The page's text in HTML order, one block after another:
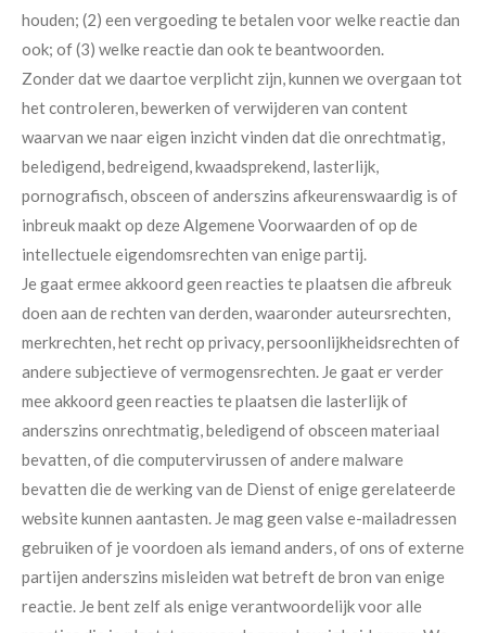
houden; (2) een vergoeding te betalen voor welke reactie dan
ook; of (3) welke reactie dan ook te beantwoorden.
Zonder dat we daartoe verplicht zijn, kunnen we overgaan tot
het controleren, bewerken of verwijderen van content
waarvan we naar eigen inzicht vinden dat die onrechtmatig,
beledigend, bedreigend, kwaadsprekend, lasterlijk,
pornografisch, obsceen of anderszins afkeurenswaardig is of
inbreuk maakt op deze Algemene Voorwaarden of op de
intellectuele eigendomsrechten van enige partij.
Je gaat ermee akkoord geen reacties te plaatsen die afbreuk
doen aan de rechten van derden, waaronder auteursrechten,
merkrechten, het recht op privacy, persoonlijkheidsrechten of
andere subjectieve of vermogensrechten. Je gaat er verder
mee akkoord geen reacties te plaatsen die lasterlijk of
anderszins onrechtmatig, beledigend of obsceen materiaal
bevatten, of die computervirussen of andere malware
bevatten die de werking van de Dienst of enige gerelateerde
website kunnen aantasten. Je mag geen valse e-mailadressen
gebruiken of je voordoen als iemand anders, of ons of externe
partijen anderszins misleiden wat betreft de bron van enige
reactie. Je bent zelf als enige verantwoordelijk voor alle